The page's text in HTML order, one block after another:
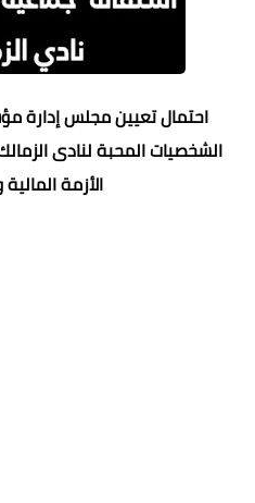
احتمال تعيين مجلس إدارة
الشخصيات المحبة لنادى
الأزمة